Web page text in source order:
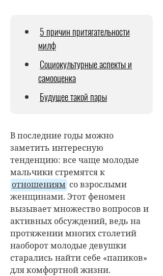
5 причин притягательности
милф
Социокультурные аспекты и
самооценка
Будущее такой пары
В последние годы можно
заметить интересную
тенденцию: все чаще молодые
мальчики стремятся к
отношениям со взрослыми
женщинами. Этот феномен
вызывает множество вопросов и
активных обсуждений, ведь на
протяжении многих столетий
наоборот молодые девушки
старались найти себе «папиков»
для комфортной жизни.